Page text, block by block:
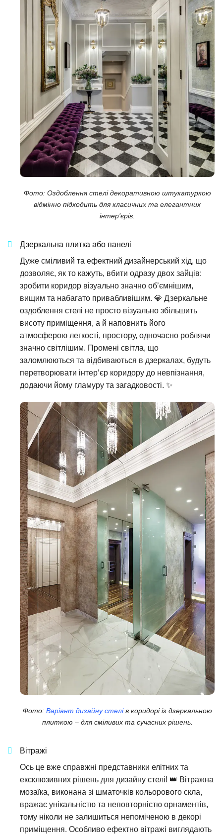
Фото: Оздоблення стелі декоративною штукатуркою
відмінно підходить для класичних та елегантних
інтер’єрів.
Дзеркальна плитка або панелі
Дуже сміливий та ефектний дизайнерський хід, що
дозволяє, як то кажуть, вбити одразу двох зайців:
зробити коридор візуально значно об’ємнішим,
вищим та набагато привабливішим. 💎 Дзеркальне
оздоблення стелі не просто візуально збільшить
висоту приміщення, а й наповнить його
атмосферою легкості, простору, одночасно роблячи
значно світлішим. Промені світла, що
заломлюються та відбиваються в дзеркалах, будуть
перетворювати інтер’єр коридору до невпізнання,
додаючи йому гламуру та загадковості. ✨
Фото: Варіант дизайну стелів коридорі із дзеркальною
плиткою – для сміливих та сучасних рішень.
Вітражі
Ось це вже справжні представники елітних та
ексклюзивних рішень для дизайну стелі! 👑 Вітражна
мозаїка, виконана зі шматочків кольорового скла,
вражає унікальністю та неповторністю орнаментів,
тому ніколи не залишиться непоміченою в декорі
приміщення. Особливо ефектно вітражі виглядають